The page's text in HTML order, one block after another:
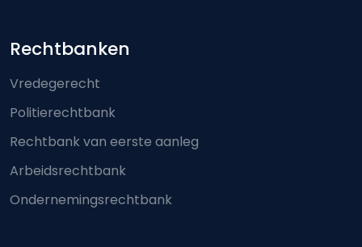
Footer-menu
Rechtbanken
Vredegerecht
Politierechtbank
Rechtbank van eerste aanleg
Arbeidsrechtbank
Ondernemingsrechtbank